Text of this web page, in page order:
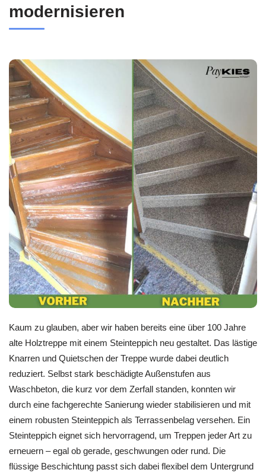
modernisieren
Kaum zu glauben, aber wir haben bereits eine über 100 Jahre
alte Holztreppe mit einem Steinteppich neu gestaltet. Das lästige
Knarren und Quietschen der Treppe wurde dabei deutlich
reduziert. Selbst stark beschädigte Außenstufen aus
Waschbeton, die kurz vor dem Zerfall standen, konnten wir
durch eine fachgerechte Sanierung wieder stabilisieren und mit
einem robusten Steinteppich als Terrassenbelag versehen. Ein
Steinteppich eignet sich hervorragend, um Treppen jeder Art zu
erneuern – egal ob gerade, geschwungen oder rund. Die
flüssige Beschichtung passt sich dabei flexibel dem Untergrund